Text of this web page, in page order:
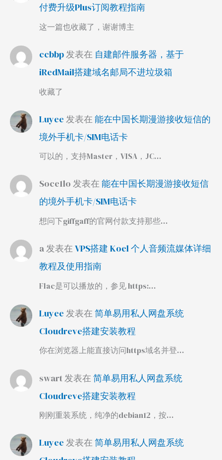
付费升级Plus订阅教程指南
这一篇也收藏了，谢谢博主
ccbbp发表在 自建邮件服务器，基于
iRedMail搭建域名邮局不进垃圾箱
收藏了
Luyee 发表在 能在中国长期漫游接收短信的
境外手机卡/SIM电话卡
可以的，支持Master，VISA，JC…
Soce1lo 发表在能在中国长期漫游接收短信
的境外手机卡/SIM电话卡
想问下giffgaff的官网付款支持那些…
a发表在VPS搭建 Koel 个人音频流媒体详细
教程及使用指南
Flac是可以播放的，参见 https:…
Luyee 发表在 简单易用私人网盘系统
Cloudreve搭建安装教程
你在浏览器上能直接访问https域名并登…
swart发表在 简单易用私人网盘系统
Cloudreve搭建安装教程
刚刚重装系统，纯净的debian12，按…
Luyee 发表在简单易用私人网盘系统